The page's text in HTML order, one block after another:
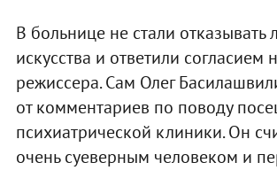
В больнице не стали отказывать
искусства и ответили согласием
режиссера. Сам Олег
от комментариев по поводу
психиатрической клиники. Он
очень суеверным человеком и